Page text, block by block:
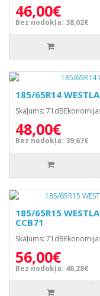
46,00€
Bez nodokļa: 38,02€
185/65R14
Skaļums:
48,00€
Bez nodokļa: 39,67€
185/65R15
CCB71
Skaļums:
56,00€
Bez nodokļa: 46,28€